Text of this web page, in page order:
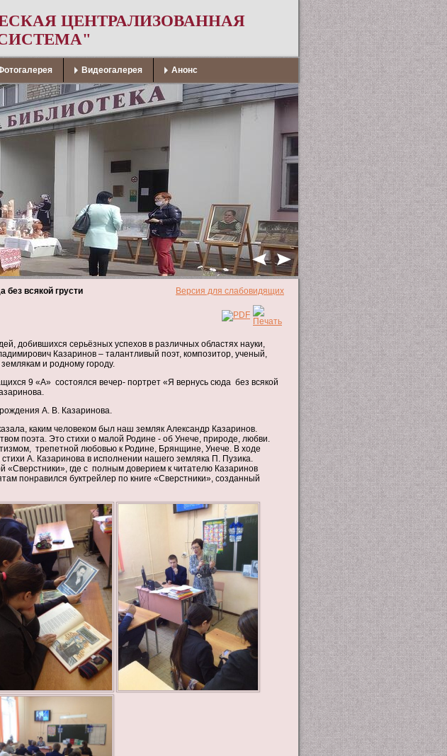
ЦЕНТРАЛИЗОВАННАЯ
Видеогалерея Анонс
без всякой грусти Версия для слабовидящих
добившихся серьёзных успехов в различных областях науки,
Казаринов – талантливый поэт, композитор, ученый,
и родному городу.
9 «А» состоялся вечер- портрет «Я вернусь сюда без всякой
А. В. Казаринова.
каким человеком был наш земляк Александр Казаринов.
поэта. Это стихи о малой Родине - об Унече, природе, любви.
трепетной любовью к Родине, Брянщине, Унече. В ходе
А. Казаринова в исполнении нашего земляка П. Пузика.
«Сверстники», где с полным доверием к читателю Казаринов
понравился буктрейлер по книге «Сверстники», созданный